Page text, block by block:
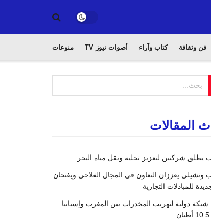
فن وثقافة كتاب وآراء أصوات نيوز TV منوعات
المقالات
يطلق شركتين لتعزيز تحلية ونقل مياه البحر
وتشيلي يعززان التعاون في المجال الفلاحي ويفتحان
للمبادلات التجارية
دولية لتهريب المخدرات بين المغرب وإسبانيا